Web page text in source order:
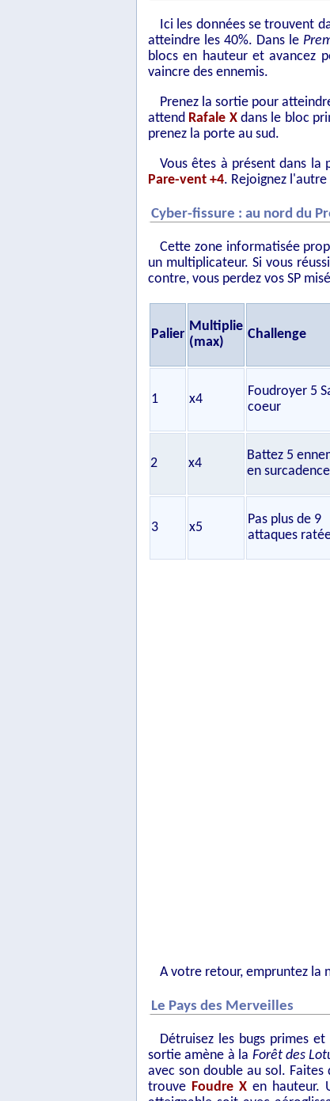
Ici les données se trouvent
atteindre les 40%. Dans le
blocs en hauteur et avancez
vaincre des ennemis.
Prenez la sortie pour
attend Rafale Xdans le bloc
prenez la porte au sud.
Vous êtes à présent dans la
Pare-vent +4. Rejoignez
Cyber-fissure : au nord du
Cette zone informatisée
un multiplicateur. Si vous
contre, vous perdez vos SP
Palier
Multiplie
(max)
Challenge
1 x4
Foudroyer 5
coeur
2 x4
Battez 5
en
3 x5
Pas plus de 9
attaques
A votre retour, empruntez la
Le Pays des Merveilles
Détruisez les bugs primes
sortie amène à la Forêt des
avec son double au sol.
trouve Foudre X en hauteur.